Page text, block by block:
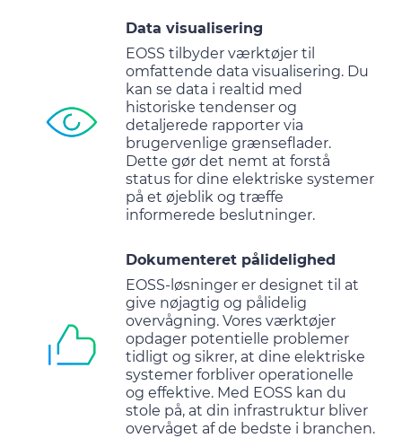
Data visualisering
EOSS tilbyder værktøjer til
omfattende data visualisering. Du
kan se data i realtid med
historiske tendenser og
detaljerede rapporter via
brugervenlige grænseflader.
Dette gør det nemt at forstå
status for dine elektriske systemer
på et øjeblik og træffe
informerede beslutninger.
Dokumenteret pålidelighed
EOSS-løsninger er designet til at
give nøjagtig og pålidelig
overvågning. Vores værktøjer
opdager potentielle problemer
tidligt og sikrer, at dine elektriske
systemer forbliver operationelle
og effektive. Med EOSS kan du
stole på, at din infrastruktur bliver
overvåget af de bedste i branchen.